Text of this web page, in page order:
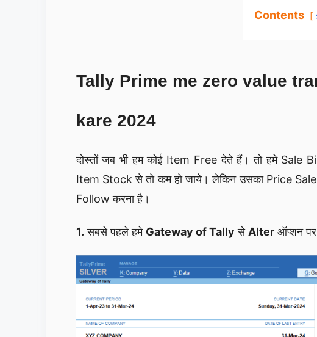
Contents
Tally Prime me zero value
kare 2024
दोस्तों जब भी हम कोई Item Free देते हैं। तो हमे Sale
Item Stock से तो कम हो जाये। लेकिन उसका Price Sale
Follow करना है।
1. सबसे पहले हमे Gateway of Tally से Alterऑप्शन पर